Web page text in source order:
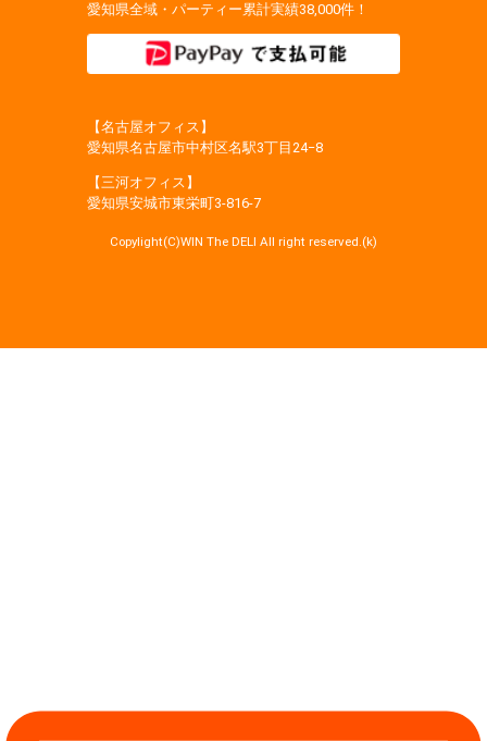
愛知県全域・パーティー累計実績38,000件！
【名古屋オフィス】
愛知県名古屋市中村区名駅3丁目24−8
【三河オフィス】
愛知県安城市東栄町3‐816‐7
Copylight(C)WIN The DELI All right reserved.(k)